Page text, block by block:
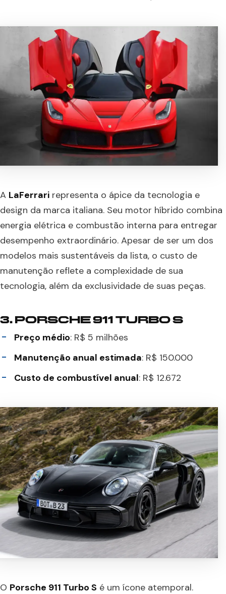
A LaFerrari representa o ápice da tecnologia e
design da marca italiana. Seu motor híbrido combina
energia elétrica e combustão interna para entregar
desempenho extraordinário. Apesar de ser um dos
modelos mais sustentáveis da lista, o custo de
manutenção reflete a complexidade de sua
tecnologia, além da exclusividade de suas peças.
3.PORSCHE 911 TURBO S
Preço médio: R$ 5 milhões
Manutenção anual estimada: R$ 150.000
Custo de combustível anual: R$ 12.672
O Porsche 911 Turbo S é um ícone atemporal.